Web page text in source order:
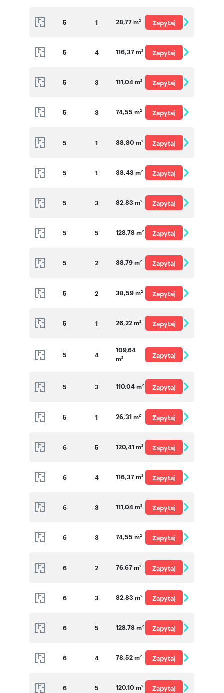
5 1 28,77 m2
Zapytaj
5 4 116,37 m2
Zapytaj
5 3 111,04 m2
Zapytaj
5 3 74,55 m2
Zapytaj
5 1 38,80 m2
Zapytaj
5 1 38,43 m2
Zapytaj
5 3 82,83 m2
Zapytaj
5 5 128,78 m2
Zapytaj
5 2 38,79 m2
Zapytaj
5 2 38,59 m2
Zapytaj
5 1 26,22 m2
Zapytaj
5 4
109,64
m2
Zapytaj
5 3 110,04 m2
Zapytaj
5 1 26,31 m2
Zapytaj
6 5 120,41 m2
Zapytaj
6 4 116,37 m2
Zapytaj
6 3 111,04 m2
Zapytaj
6 3 74,55 m2
Zapytaj
6 2 76,67 m2
Zapytaj
6 3 82,83 m2
Zapytaj
6 5 128,78 m2
Zapytaj
6 4 78,52 m2
Zapytaj
6 5 120,10 m2
Zapytaj